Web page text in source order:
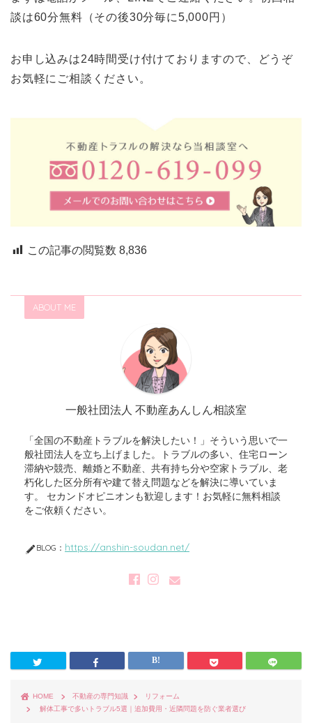
談は60分無料（その後30分毎に5,000円）
お申し込みは24時間受け付けておりますので、どうぞ
お気軽にご相談ください。
この記事の閲覧数 8,836
ABOUT ME
一般社団法人 不動産あんしん相談室
「全国の不動産トラブルを解決したい！」そういう思いで一
般社団法人を立ち上げました。トラブルの多い、住宅ローン
滞納や競売、離婚と不動産、共有持ち分や空家トラブル、老
朽化した区分所有や建て替え問題などを解決に導いていま
す。 セカンドオピニオンも歓迎します！お気軽に無料相談
をご依頼ください。
BLOG： https://anshin-soudan.net/
HOME 不動産の専門知識
リフォーム
解体工事で多いトラブル5選｜追加費用・近隣問題を防ぐ業者選び